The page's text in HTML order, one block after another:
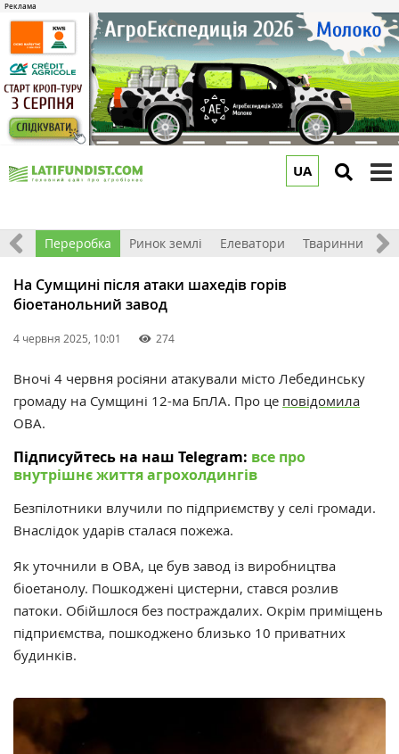
UA
Переробка Ринок землі Елеватори Тваринництво
На Сумщині після атаки шахедів горів
біоетанольний завод
4 червня 2025, 10:01 274
Вночі 4 червня росіяни атакували місто Лебединську
громаду на Сумщині 12-ма БпЛА. Про це повідомила
ОВА.
Підписуйтесь на наш Telegram: все про
внутрішнє життя агрохолдингів
Безпілотники влучили по підприємству у селі громади.
Внаслідок ударів сталася пожежа.
Як уточнили в ОВА, це був завод із виробництва
біоетанолу. Пошкоджені цистерни, стався розлив
патоки. Обійшлося без постраждалих. Окрім приміщень
підприємства, пошкоджено близько 10 приватних
будинків.